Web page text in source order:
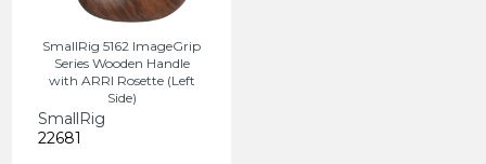
SmallRig 5162 ImageGrip
Series Wooden Handle
with ARRI Rosette (Left
Side)
SmallRig
22681